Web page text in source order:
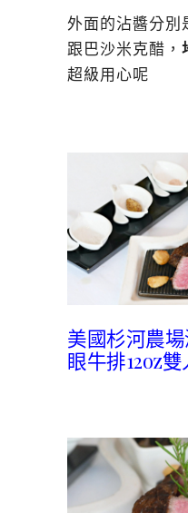
外面的沾醬分別
跟巴沙米克醋，
超級用心呢
美國杉河農
眼牛排12oz